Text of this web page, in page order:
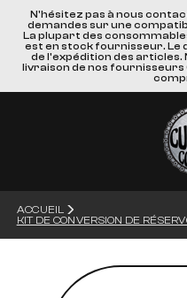
N'hésitez pas à nous
demandes sur une
La plupart des
est en stock fournisseur. Le
de l'expédition des articles.
livraison de nos
ACCUEIL
KIT DE CONVERSION DE